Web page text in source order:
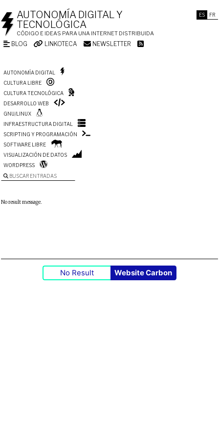
ES FR
AUTONOMÍA DIGITAL Y
TECNOLÓGICA
CÓDIGO E IDEAS PARA UNA INTERNET DISTRIBUIDA
BLOG LINKOTECA NEWSLETTER
AUTONOMÍA DIGITAL
CULTURA LIBRE
CULTURA TECNOLÓGICA
DESARROLLO WEB
GNU/LINUX
INFRAESTRUCTURA DIGITAL
SCRIPTING Y PROGRAMACIÓN
SOFTWARE LIBRE
VISUALIZACIÓN DE DATOS
WORDPRESS
BUSCAR ENTRADAS
No result message.
No Result Website Carbon